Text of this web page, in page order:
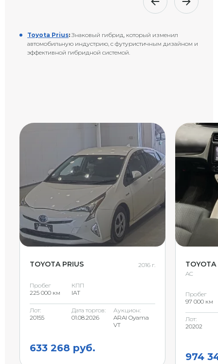
Toyota Prius:Знаковый гибрид, который изменил
автомобильную индустрию, с футуристичным дизайном и
эффективной гибридной системой.
TOYOTA PRIUS 2016 г.
Пробег
225 000 км
КПП
IAT
Лот:
20155
Дата торгов:
01.08.2026
Аукцион:
ARAI Oyama
VT
633 268 руб.
TOYOTA
AC
Пробег
97 000 км
Лот:
20202
974